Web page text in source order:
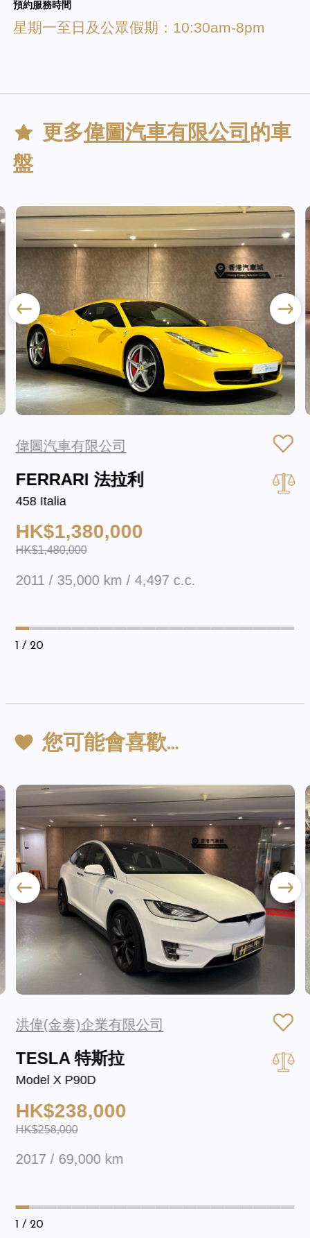
預約服務時間
星期一至日及公眾假期：10:30am-8pm
更多偉圖汽車有限公司 的車
盤
偉圖汽車有限公司
FERRARI 法拉利
458 Italia
HK$1,380,000
HK$1,480,000
2011 / 35,000 km / 4,497 c.c.
1 / 20
您可能會喜歡…
洪偉(金泰)企業有限公司
TESLA 特斯拉
Model X P90D
HK$238,000
HK$258,000
2017 / 69,000 km
1 / 20